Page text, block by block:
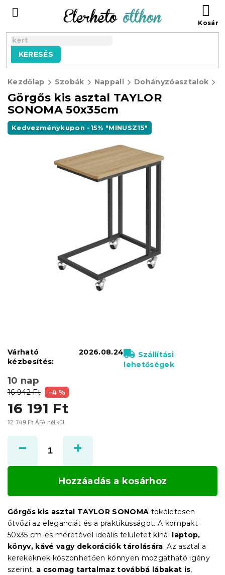
tartalomhoz
KERESÉS
Kezdőlap Szobák Nappali Dohányzóasztalok
Görgős kis asztal TAYLOR
SONOMA 50x35cm
Kedvezménykupon -15% "MINUSZ15"
16 942 Ft –4 %
16 191 Ft
12 749 Ft ÁFA nélkül
10 nap
Várható
kézbesítés:
2026.08.24
Szállítási
lehetőségek
Hozzáadás a kosárhoz
Görgős kis asztal TAYLOR SONOMA tökéletesen
ötvözi az eleganciát és a praktikusságot. A kompakt
50x35 cm-es méretével ideális felületet kínál laptop,
könyv, kávé vagy dekorációk tárolására. Az asztal a
kerekeknek köszönhetően könnyen mozgatható igény
szerint, a csomag tartalmaz továbbá lábakat is,